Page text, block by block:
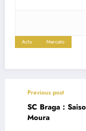
Actu Mercato
Previous post
SC Braga :
Moura